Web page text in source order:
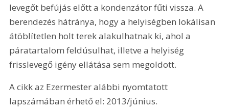
levegőt befújás előtt a kondenzátor fűti vissza. A
berendezés hátránya, hogy a helyiségben lokálisan
átöblítetlen holt terek alakulhatnak ki, ahol a
páratartalom feldúsulhat, illetve a helyiség
frisslevegő igény ellátása sem megoldott.
A cikk az Ezermester alábbi nyomtatott
lapszámában érhető el: 2013/június.